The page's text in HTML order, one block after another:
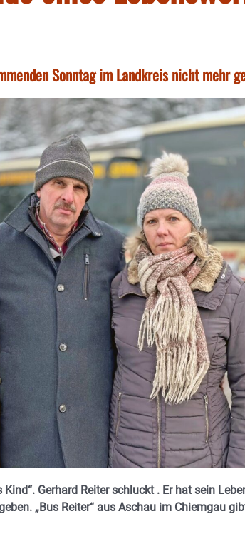
Sonntag im Landkreis nicht mehr
Gerhard Reiter schluckt . Er hat sein
„Bus Reiter“ aus Aschau im Chiemgau